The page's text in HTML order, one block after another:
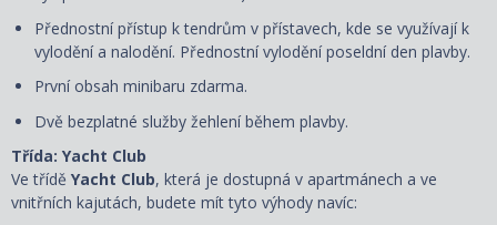
Přednostní přístup k tendrům v přístavech, kde se využívají k
vylodění a nalodění. Přednostní vylodění poseldní den plavby.
První obsah minibaru zdarma.
Dvě bezplatné služby žehlení během plavby.
Třída: Yacht Club
Ve třídě Yacht Club, která je dostupná v apartmánech a ve
vnitřních kajutách, budete mít tyto výhody navíc: